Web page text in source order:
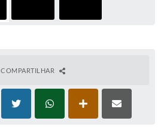
COMPARTILHAR